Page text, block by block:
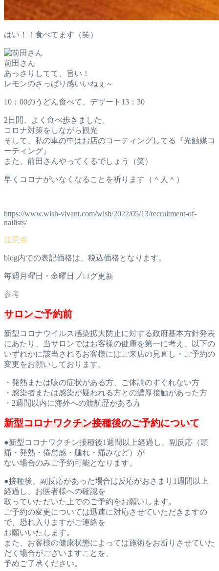
はい！！食べてます（笑）
前田さん
あっさりしてて、旨い！
レモンのさっぱり感いいねぇ～
10：00のうどん食べて、デザート13：30
2日間、よく食べ歩きました。
コロナ対策をしながら観光
そして、私の車の中はお店のコーティングしてる『光触媒コ
ーティング』
また、前田さんやってくるでしょう（笑）
早くコロナがいなくなることを祈ります（＾人＾）
https://www.wish-vivant.com/wish/2022/05/13/recruitment-of-
nailists/
blog内での表記価格は、税込価格となります。
毎週月曜日・金曜日ブログ更新
サロンご予約前
新型コロナウイルス感染拡大防止に対する政府基本方針発表
にあた り、当サロンではお客様の健康を第一に考え、以下の
いずれかに該当されるお客様にはご来店の見直し・ご予約の
変更をお願いしてお ります。
・発熱または咳の症状がある方、ご体調のすぐれない方
・感染者または感染が疑われる方との濃厚接触があった方
・2週間以内に海外への渡航歴がある方
新型コロナワクチン接種後のご予約について
●新型コロナワクチン接種後1週間以上経過し、副反応（頭
痛・発熱・倦怠感・腫れ・痛みなど）が
ない場合のみご予約可能となります。
●接種後、副反応があった場合は反応がおさまり1週間以上
経過し、お医者様への確認を
取っていただいた上でのご予約をお願いします。
ご予約の変更については迅速に対応させていただきますの
で、恐れ入りますがご連絡を
お願いいたします。
また、お客様の健康状態に よっては施術をお断りさせていた
だく場合がございますことを、
予めご了承ください。